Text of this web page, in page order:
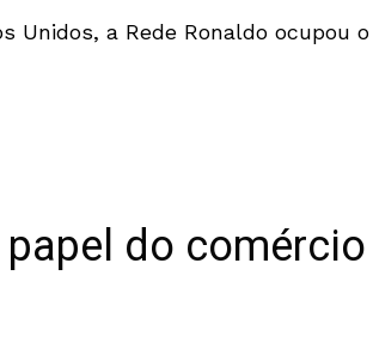
Unidos, a Rede Ronaldo
do